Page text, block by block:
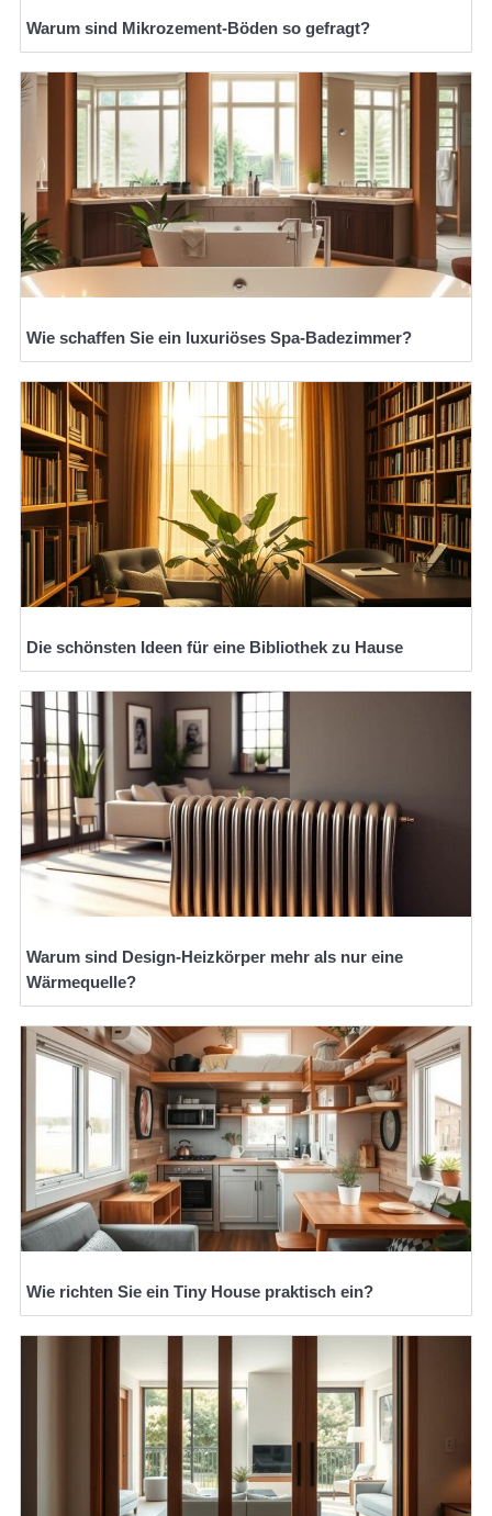
Warum sind Mikrozement-Böden so gefragt?
Wie schaffen Sie ein luxuriöses Spa-Badezimmer?
Die schönsten Ideen für eine Bibliothek zu Hause
Warum sind Design-Heizkörper mehr als nur eine
Wärmequelle?
Wie richten Sie ein Tiny House praktisch ein?